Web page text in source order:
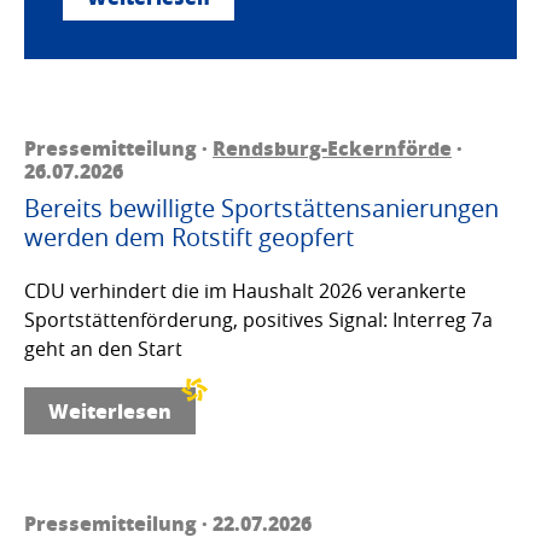
Pressemitteilung · Rendsburg-Eckernförde·
26.07.2026
Bereits bewilligte Sportstättensanierungen
werden dem Rotstift geopfert
CDU verhindert die im Haushalt 2026 verankerte
Sportstättenförderung, positives Signal: Interreg 7a
geht an den Start
Weiterlesen
Pressemitteilung · 22.07.2026